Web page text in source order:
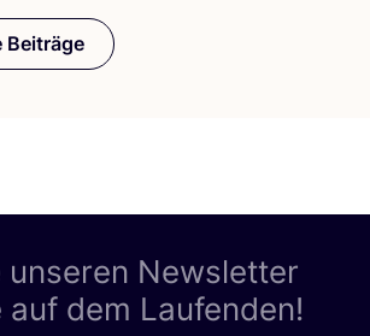
Beiträge
unseren Newsletter
auf dem Laufenden!